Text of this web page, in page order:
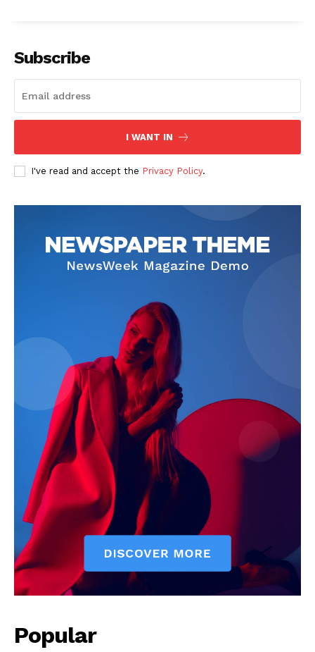
Subscribe
I WANT IN
I've read and accept the Privacy Policy.
Popular